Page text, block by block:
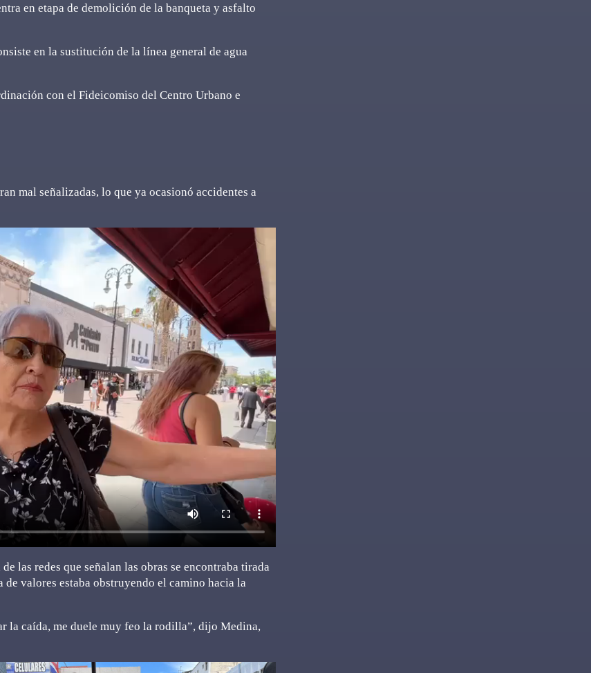
en etapa de demolición de la banqueta y asfalto
en la sustitución de la línea general de agua
con el Fideicomiso del Centro Urbano e
mal señalizadas, lo que ya ocasionó accidentes a
las redes que señalan las obras se encontraba tirada
de valores estaba obstruyendo el camino hacia la
la caída, me duele muy feo la rodilla”, dijo Medina,